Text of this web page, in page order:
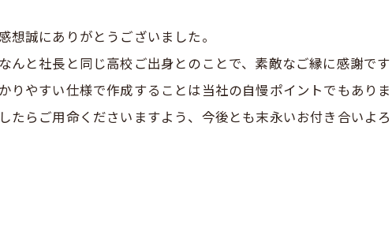
想誠にありがとうございました。
んと社長と同じ高校ご出身とのことで、素敵なご縁に感謝です
りやすい仕様で作成することは当社の自慢ポイントでもあり
たらご用命くださいますよう、今後とも末永いお付き合いよろ